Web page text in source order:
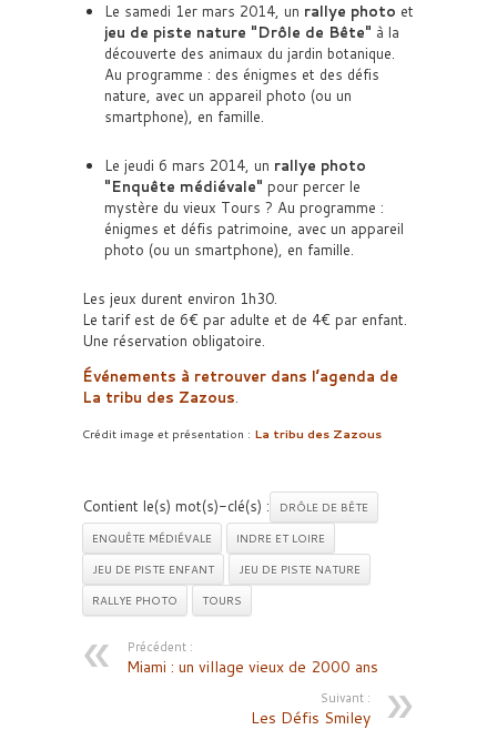
Le samedi 1er mars 2014, un rallye photo et
jeu de piste nature
Drôle de Bête
à la
découverte des animaux du jardin botanique.
Au programme : des énigmes et des défis
nature, avec un appareil photo (ou un
smartphone), en famille.
Le jeudi 6 mars 2014, un rallye photo
Enquête médiévale
pour percer le
mystère du vieux Tours ? Au programme :
énigmes et défis patrimoine, avec un appareil
photo (ou un smartphone), en famille.
Les jeux durent environ 1h30.
Le tarif est de 6€ par adulte et de 4€ par enfant.
Une réservation obligatoire.
Événements à retrouver dans l’agenda de
La tribu des Zazous.
Crédit image et présentation : La tribu des Zazous
Contient le(s) mot(s)-clé(s) :
DRÔLE DE BÊTE
ENQUÊTE MÉDIÉVALE
INDRE ET LOIRE
JEU DE PISTE ENFANT
JEU DE PISTE NATURE
RALLYE PHOTO
TOURS
Précédent :
Miami : un village vieux de 2000 ans
Suivant :
Les Défis Smiley